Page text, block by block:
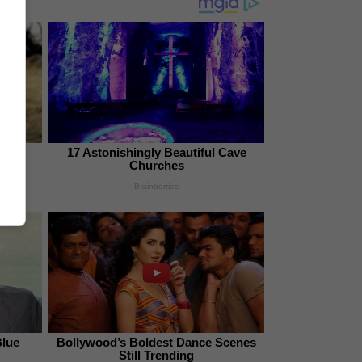
17 Astonishingly Beautiful Cave
Churches
Brainberries
Bollywood’s Boldest Dance Scenes
Still Trending